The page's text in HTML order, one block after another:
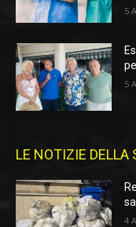
5
5
LE NOTIZIE DELLA
4